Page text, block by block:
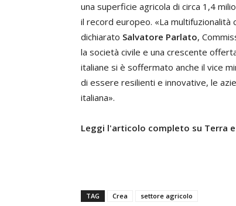
una superficie agricola di circa 1,4
il record europeo. «La
dichiarato Salvatore Parlato,
la società civile e una crescente
italiane si è soffermato anche il vice
di essere resilienti e innovative, le
italiana».
Leggi l'articolo completo su Terra
TAG Crea settore agricolo